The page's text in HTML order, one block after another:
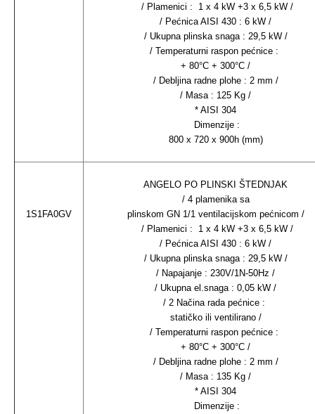
/ Plamenici : 1 x 4 kW +3 x 6,5 kW /
/ Pećnica AISI 430 : 6 kW /
/ Ukupna plinska snaga : 29,5 kW /
/ Temperaturni raspon pećnice :
+ 80°C + 300°C /
/ Debljina radne plohe : 2 mm /
/ Masa : 125 Kg /
* AISI 304
Dimenzije :
800 x 720 x 900h (mm)
1S1FA0GV
ANGELO PO PLINSKI ŠTEDNJAK
/ 4 plamenika sa
plinskom GN 1/1 ventilacijskom pećnicom /
/ Plamenici : 1 x 4 kW +3 x 6,5 kW /
/ Pećnica AISI 430 : 6 kW /
/ Ukupna plinska snaga : 29,5 kW /
/ Napajanje : 230V/1N-50Hz /
/ Ukupna el.snaga : 0,05 kW /
/ 2 Načina rada pećnice :
statičko ili ventilirano /
/ Temperaturni raspon pećnice :
+ 80°C + 300°C /
/ Debljina radne plohe : 2 mm /
/ Masa : 135 Kg /
* AISI 304
Dimenzije :